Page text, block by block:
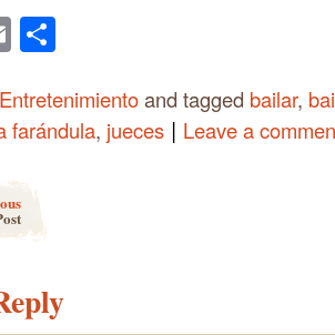
Email
Entretenimientoand tagged bailar,
farándula, jueces | Leave a